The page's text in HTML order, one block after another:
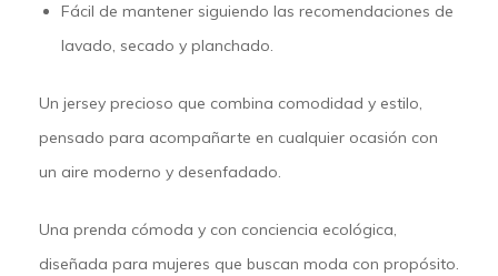
Fácil de mantener siguiendo las recomendaciones de
lavado, secado y planchado.
Un jersey precioso que combina comodidad y estilo,
pensado para acompañarte en cualquier ocasión con
un aire moderno y desenfadado.
Una prenda cómoda y con conciencia ecológica,
diseñada para mujeres que buscan moda con propósito.